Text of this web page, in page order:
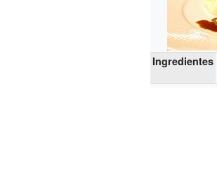
Ingredientes